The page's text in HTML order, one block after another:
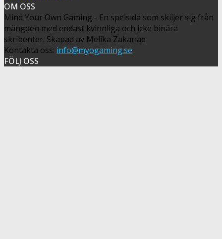
OM OSS
Mind Your Own Gaming - En spelsida som skiljer sig från
mängden med endast kvinnliga och icke binära
skribenter. Skapad av Melika Zakariae
Kontakta oss: info@myogaming.se
FÖLJ OSS